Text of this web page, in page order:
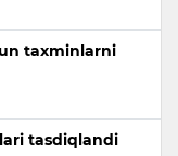
taxminlarni
tasdiqlandi